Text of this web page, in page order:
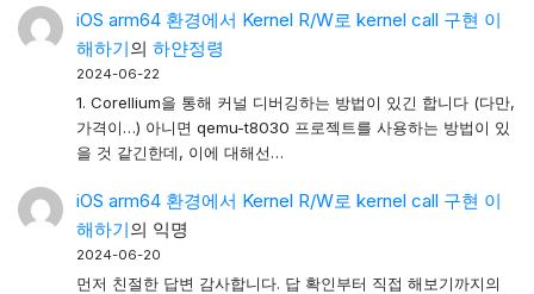
iOS arm64 환경에서 Kernel R/W로 kernel call 구현 이
해하기의 하얀정령
2024-06-22
1. Corellium을 통해 커널 디버깅하는 방법이 있긴 합니다 (다만,
가격이…) 아니면 qemu-t8030 프로젝트를 사용하는 방법이 있
을 것 같긴한데, 이에 대해선…
iOS arm64 환경에서 Kernel R/W로 kernel call 구현 이
해하기의 익명
2024-06-20
먼저 친절한 답변 감사합니다. 답 확인부터 직접 해보기까지의